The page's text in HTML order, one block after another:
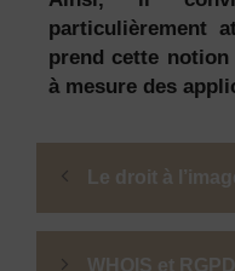
particulièrement
prend cette
à mesure des
Le droit à
WHOIS et